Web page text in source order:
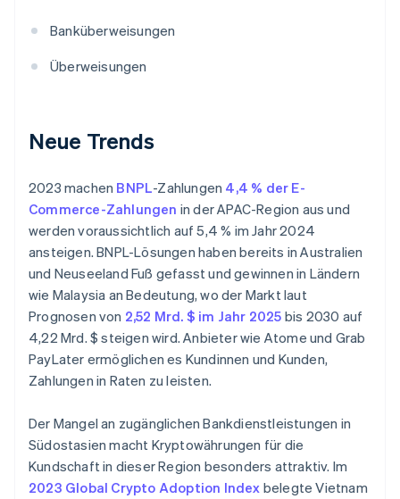
Banküberweisungen
Überweisungen
Neue Trends
2023 machen BNPL-Zahlungen 4,4 % der E-
Commerce-Zahlungen in der APAC-Region aus und
werden voraussichtlich auf 5,4 % im Jahr 2024
ansteigen. BNPL-Lösungen haben bereits in Australien
und Neuseeland Fuß gefasst und gewinnen in Ländern
wie Malaysia an Bedeutung, wo der Markt laut
Prognosen von 2,52 Mrd. $ im Jahr 2025 bis 2030 auf
4,22 Mrd. $ steigen wird. Anbieter wie Atome und Grab
PayLater ermöglichen es Kundinnen und Kunden,
Zahlungen in Raten zu leisten.
Der Mangel an zugänglichen Bankdienstleistungen in
Südostasien macht Kryptowährungen für die
Kundschaft in dieser Region besonders attraktiv. Im
2023 Global Crypto Adoption Index belegte Vietnam